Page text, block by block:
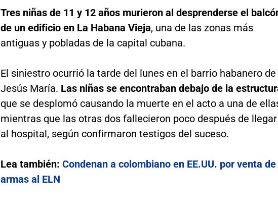
Tres niñas de 11 y 12 años murieron al desprenderse el
de un edificio en La Habana Vieja, una de las zonas más
antiguas y pobladas de la capital cubana.
El siniestro ocurrió la tarde del lunes en el barrio habanero de
Jesús María. Las niñas se encontraban debajo de la
que se desplomó causando la muerte en el acto a una de
mientras que las otras dos fallecieron poco después de llegar
al hospital, según confirmaron testigos del suceso.
Lea también: Condenan a colombiano en EE.UU. por venta de
armas al ELN